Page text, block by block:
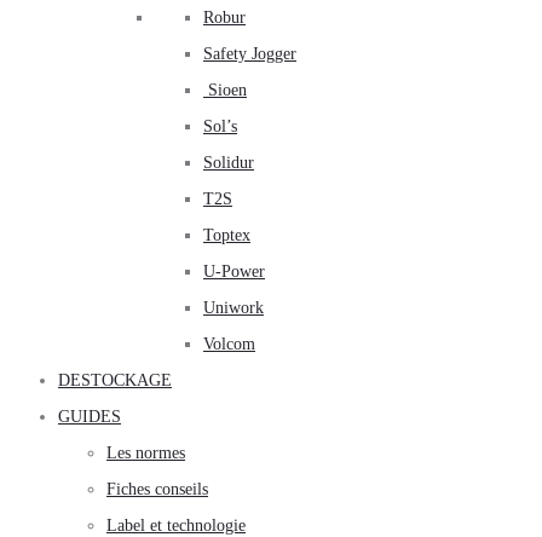
Robur
Safety Jogger
Sioen
Sol’s
Solidur
T2S
Toptex
U-Power
Uniwork
Volcom
DESTOCKAGE
GUIDES
Les normes
Fiches conseils
Label et technologie